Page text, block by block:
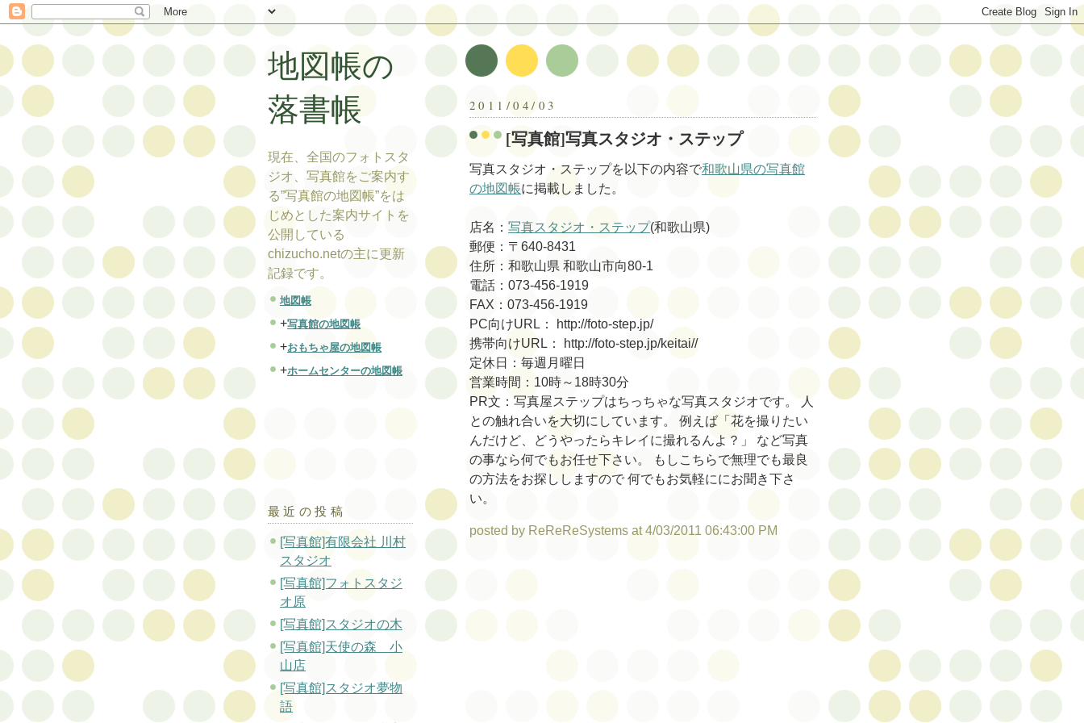
2011/04/03
[写真館]写真スタジオ・ステップ
写真スタジオ・ステップを以下の内容で和歌山県の写真館
の地図帳に掲載しました。
店名： 写真スタジオ・ステップ(和歌山県)
郵便：〒640-8431
住所：和歌山県 和歌山市向80-1
電話：073-456-1919
FAX：073-456-1919
PC向けURL： http://foto-step.jp/
携帯向けURL： http://foto-step.jp/keitai//
定休日：毎週月曜日
営業時間：10時～18時30分
PR文：写真屋ステップはちっちゃな写真スタジオです。 人
との触れ合いを大切にしています。 例えば「花を撮りたい
んだけど、どうやったらキレイに撮れるんよ？」 など写真
の事なら何でもお任せ下さい。 もしこちらで無理でも最良
の方法をお探ししますので 何でもお気軽ににお聞き下さ
い。
posted by ReReReSystems at 4/03/2011 06:43:00 PM
地図帳の
落書帳
現在、全国のフォトスタ
ジオ、写真館をご案内す
る”写真館の地図帳”をは
じめとした案内サイトを
公開している
chizucho.netの主に更新
記録です。
地図帳
+写真館の地図帳
+おもちゃ屋の地図帳
+ホームセンターの地図帳
最近の投稿
[写真館]有限会社 川村
スタジオ
[写真館]フォトスタジ
オ原
[写真館]スタジオの木
[写真館]天使の森 小
山店
[写真館]スタジオ夢物
語